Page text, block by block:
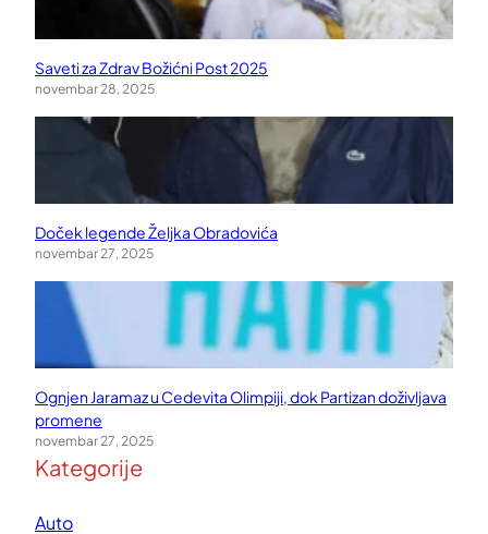
Saveti za Zdrav Božićni Post 2025
novembar 28, 2025
Doček legende Željka Obradovića
novembar 27, 2025
Ognjen Jaramaz u Cedevita Olimpiji, dok Partizan doživljava
promene
novembar 27, 2025
Kategorije
Auto